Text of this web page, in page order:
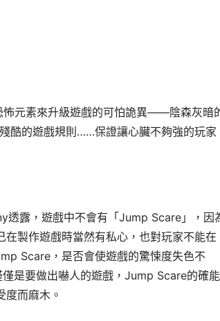
元素來升級遊戲的可怕詭異——陰森灰暗
酷的遊戲規則……保證讓心臟不夠強的玩家
透露，遊戲中不會有「Jump Scare」，因
製作遊戲時當然有私心，也對玩家不能在
Scare，是否會使遊戲的驚悚度失色不
是要做出嚇人的遊戲，Jump Scare的確能
而麻木。